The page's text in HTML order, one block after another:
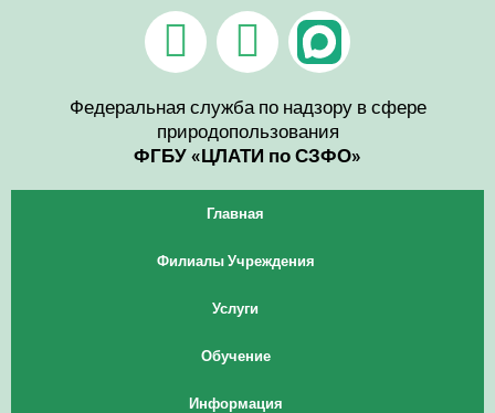
V
k
T
e
l
e
g
r
a
m
Федеральная служба по надзору в сфере
природопользования
ФГБУ «ЦЛАТИ по СЗФО»
Главная
Филиалы Учреждения
Услуги
Обучение
Информация